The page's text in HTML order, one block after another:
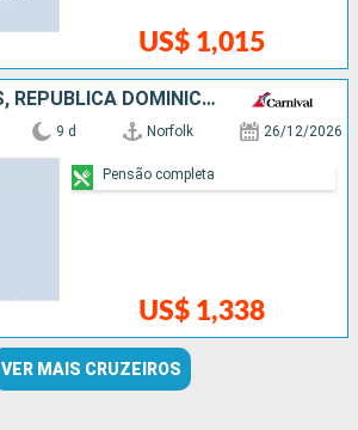
US$ 1,015
ESTADOS UNIDOS, REPUBLICA DOMINICANA, BAHAMAS
9 d Norfolk 26/12/2026
US$ 1,338
Pensão completa
VER MAIS CRUZEIROS